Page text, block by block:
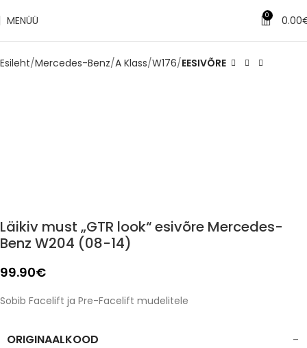
MENÜÜ 0 0.00
Esileht Mercedes-Benz A Klass W176 EESIVÕRE
Läikiv must „GTR look“ esivõre Mercedes-
Benz W204 (08-14)
99.90€
Sobib Facelift ja Pre-Facelift mudelitele
ORIGINAALKOOD –